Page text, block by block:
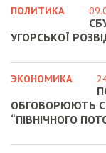
ПОЛИТИКА
УГОРСЬКОЇ
ЭКОНОМИКА
ОБГОВОРЮЮТЬ
“ПІВНІЧНОГО